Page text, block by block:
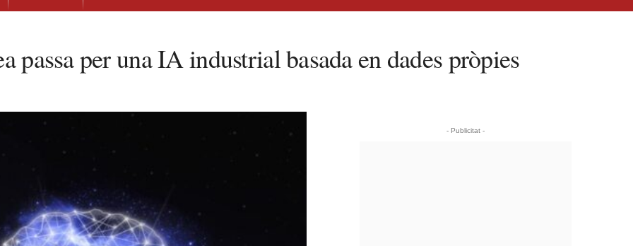
passa per una IA industrial basada en dades pròpies
- Publicitat -